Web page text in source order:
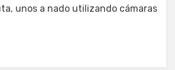
unos a nado utilizando cámaras